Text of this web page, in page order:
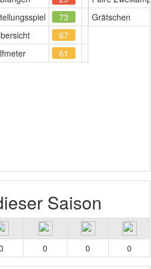
73
67
61
Grätschen
Saison
0 0 0